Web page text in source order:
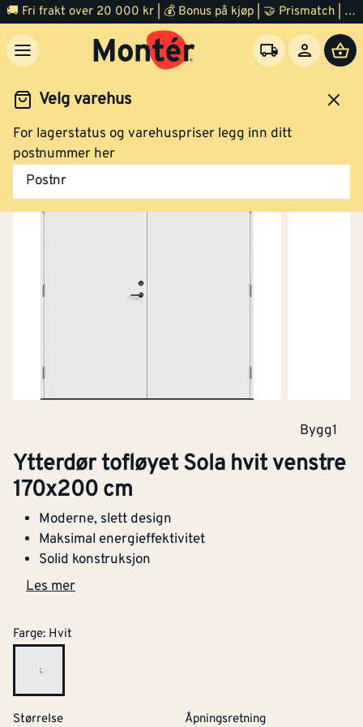
🚚 Fri frakt over 20 000 kr | 💰 Bonus på kjøp | 🤝 Prismatch | ⭐ 100% fornøyd garanti | 🏪 140 byggevarehus
Velg varehus
For lagerstatus og varehuspriser legg inn ditt
postnummer her
Postnr
Dør Ytterdør
Bygg1
Ytterdør tofløyet Sola hvit venstre
170x200 cm
Moderne, slett design
Maksimal energieffektivitet
Solid konstruksjon
Les mer
Farge: Hvit
Størrelse Åpningsretning